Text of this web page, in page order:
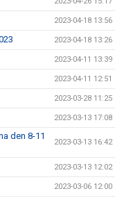
2023-04-18 13:56
2023-04-18 13:26
2023-04-11 13:39
2023-04-11 12:51
2023-03-28 11:25
2023-03-13 17:08
den 8-11
2023-03-13 16:42
2023-03-13 12:02
2023-03-06 12:00